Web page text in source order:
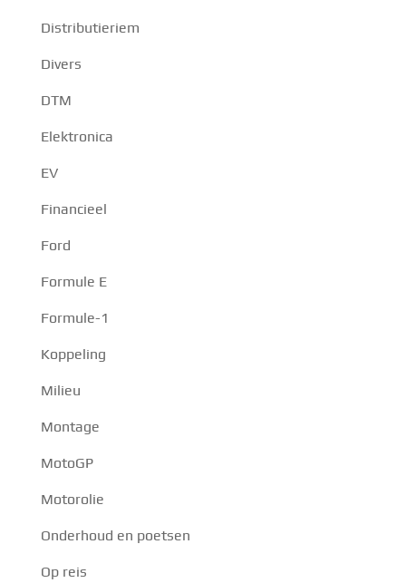
Distributieriem
Divers
DTM
Elektronica
EV
Financieel
Ford
Formule E
Formule-1
Koppeling
Milieu
Montage
MotoGP
Motorolie
Onderhoud en poetsen
Op reis